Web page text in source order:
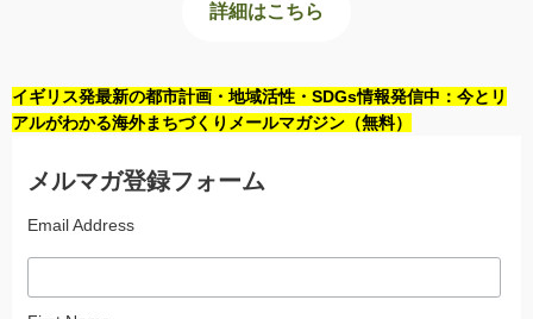
詳細はこちら
イギリス発最新の都市計画・地域活性・SDGs情報発信中：今とリ
アルがわかる海外まちづくりメールマガジン（無料）
メルマガ登録フォーム
Email Address